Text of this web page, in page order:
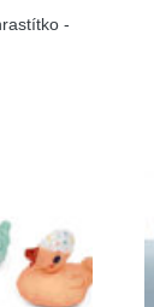
-